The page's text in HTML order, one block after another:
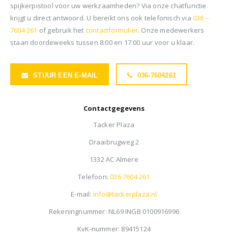
spijkerpistool voor uw werkzaamheden? Via onze chatfunctie
krijgt u direct antwoord. U bereikt ons ook telefonisch via036 –
7604 261 of gebruik het contactformulier. Onze medewerkers
staan doordeweeks tussen 8:00 en 17:00 uur voor u klaar.
STUUR EEN E-MAIL 036-7604261
Contactgegevens
Tacker Plaza
Draaibrugweg 2
1332 AC Almere
Telefoon:036 7604 261
E-mail: info@tackerplaza.nl
Rekeningnummer: NL69 INGB 0100916996
KvK-nummer: 89415124